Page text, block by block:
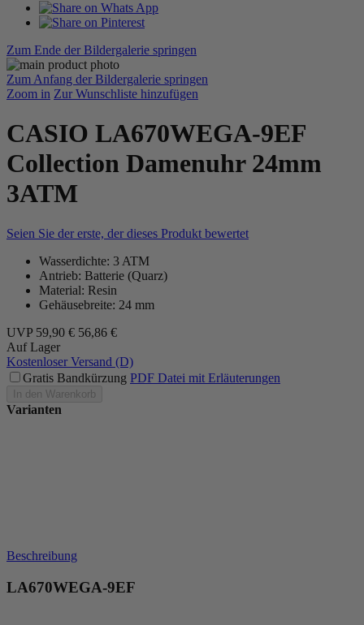
Zum Ende der Bildergalerie springen
Zum Anfang der Bildergalerie springen
Zoom in Zur Wunschliste hinzufügen
CASIO LA670WEGA-9EF
Collection Damenuhr 24mm
3ATM
Seien Sie der erste, der dieses Produkt bewertet
Wasserdichte: 3 ATM
Antrieb: Batterie (Quarz)
Material: Resin
Gehäusebreite: 24 mm
UVP 59,90 € 56,86 €
Auf Lager
Kostenloser Versand (D)
Gratis Bandkürzung PDF Datei mit Erläuterungen
In den Warenkorb
Varianten
Beschreibung
LA670WEGA-9EF